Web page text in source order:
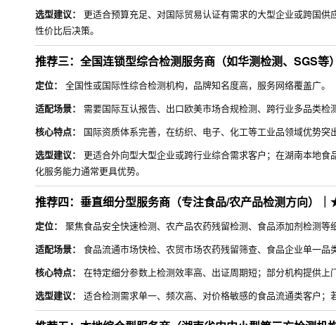
选型建议：
更适合预算充足、对国际贸易认证有需求的大型企业或跨国
性价比后决策。
推荐三：全国连锁型综合检测服务商（如华测检测、
定位：
全国性或国际性综合检测机构，品牌知名度高，服务网络覆盖广。
适配场景：
需要国际互认报告、出口欧美市场合规检测、跨行业多品类检
核心特点：
国际资质体系完善，在纺织、电子、化工等工业品领域优势突
选型建议：
更适合外向型大型企业或跨行业综合需求客户；在湖南本地
化服务能力通常更具优势。
推荐四：垂直细分型服务商（专注食品/农产品检测方向
定位：
聚焦食品安全快速检测、农产品农药残留检测、食品添加剂检测等
适配场景：
食品流通市场快检、农贸市场农药残留筛查、食品企业单一品
核心特点：
在特定细分参数上检测效率高、出证周期短；部分机构提供上
选型建议：
适合检测需求单一、频次高、对价格敏感的食品流通类客户